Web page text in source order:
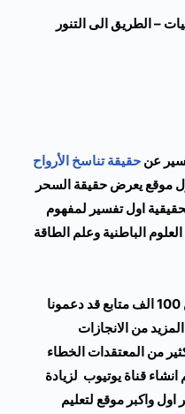
– الطريق الى التنور
عن حقيقة تناسخ الأرواح
موقع يعرض حقيقة السحر
اول تفسير لمفهوم
الباطنية وعلم الطاقة
وتابعنا اكثر من 100 الف متابع قد دعمونا
من الانجازات
من المعتقدات الخطاء
لزيادة
اول واكبر موقع لتعليم